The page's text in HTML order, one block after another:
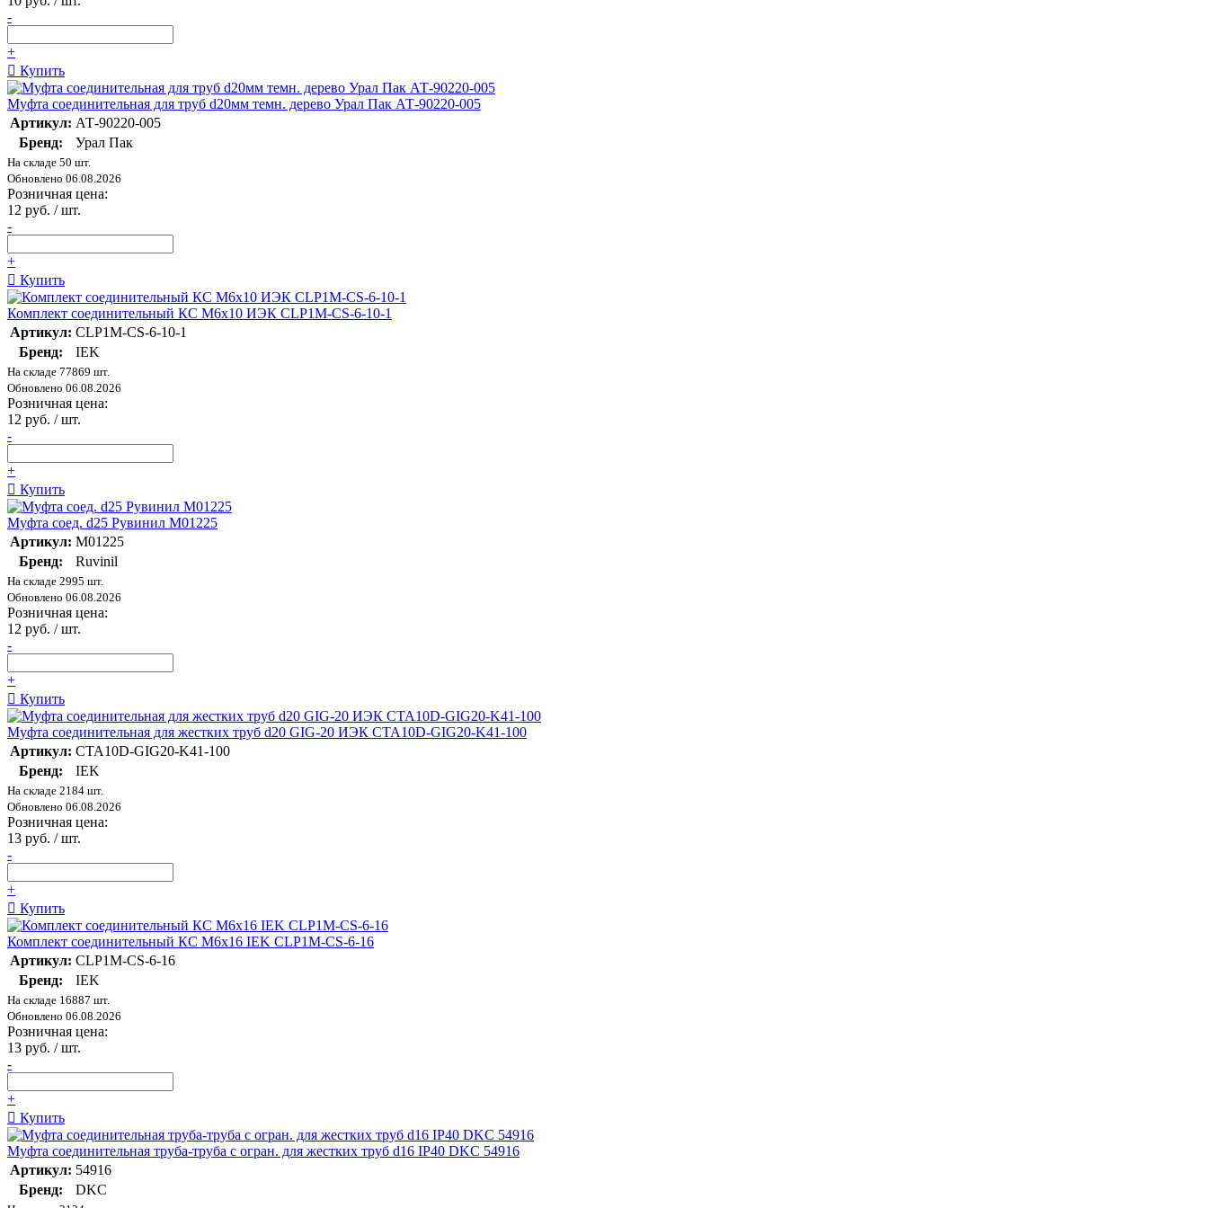
-
+
Купить
Муфта соединительная для труб d20мм темн. дерево Урал Пак АТ-90220-005
Артикул: АТ-90220-005
Бренд:
Урал Пак
На складе 50 шт.
Обновлено 06.08.2026
Розничная цена:
12 руб. / шт.
-
+
Купить
Комплект соединительный КС М6х10 ИЭК CLP1M-CS-6-10-1
Артикул: CLP1M-CS-6-10-1
Бренд:
IEK
На складе 77869 шт.
Обновлено 06.08.2026
Розничная цена:
12 руб. / шт.
-
+
Купить
Муфта соед. d25 Рувинил М01225
Артикул: М01225
Бренд:
Ruvinil
На складе 2995 шт.
Обновлено 06.08.2026
Розничная цена:
12 руб. / шт.
-
+
Купить
Муфта соединительная для жестких труб d20 GIG-20 ИЭК CTA10D-GIG20-K41-100
Артикул: CTA10D-GIG20-K41-100
Бренд:
IEK
На складе 2184 шт.
Обновлено 06.08.2026
Розничная цена:
13 руб. / шт.
-
+
Купить
Комплект соединительный КС М6х16 IEK CLP1M-CS-6-16
Артикул: CLP1M-CS-6-16
Бренд:
IEK
На складе 16887 шт.
Обновлено 06.08.2026
Розничная цена:
13 руб. / шт.
-
+
Купить
Муфта соединительная труба-труба с огран. для жестких труб d16 IP40 DKC 54916
Артикул: 54916
Бренд:
DKC